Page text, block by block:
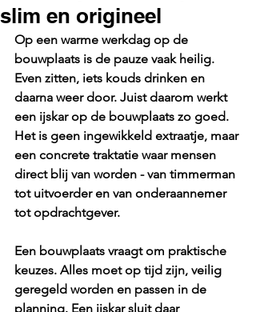
slim en origineel
Op een warme werkdag op de
bouwplaats is de pauze vaak heilig.
Even zitten, iets kouds drinken en
daarna weer door. Juist daarom werkt
een ijskar op de bouwplaats zo goed.
Het is geen ingewikkeld extraatje, maar
een concrete traktatie waar mensen
direct blij van worden - van timmerman
tot uitvoerder en van onderaannemer
tot opdrachtgever.
Een bouwplaats vraagt om praktische
keuzes. Alles moet op tijd zijn, veilig
geregeld worden en passen in de
planning. Een ijskar sluit daar